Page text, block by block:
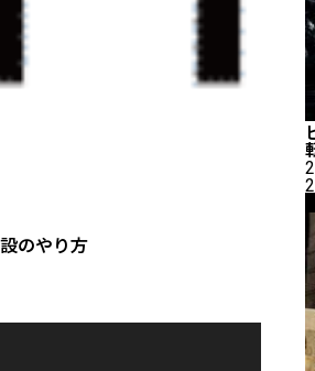
のやり方
2